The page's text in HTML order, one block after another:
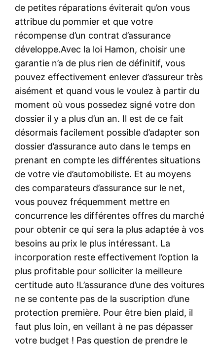
de petites réparations éviterait qu’on vous
attribue du pommier et que votre
récompense d’un contrat d’assurance
développe.Avec la loi Hamon, choisir une
garantie n’a de plus rien de définitif, vous
pouvez effectivement enlever d’assureur très
aisément et quand vous le voulez à partir du
moment où vous possedez signé votre don
dossier il y a plus d’un an. Il est de ce fait
désormais facilement possible d’adapter son
dossier d’assurance auto dans le temps en
prenant en compte les différentes situations
de votre vie d’automobiliste. Et au moyens
des comparateurs d’assurance sur le net,
vous pouvez fréquemment mettre en
concurrence les différentes offres du marché
pour obtenir ce qui sera la plus adaptée à vos
besoins au prix le plus intéressant. La
incorporation reste effectivement l’option la
plus profitable pour solliciter la meilleure
certitude auto !L’assurance d’une des voitures
ne se contente pas de la suscription d’une
protection première. Pour être bien plaid, il
faut plus loin, en veillant à ne pas dépasser
votre budget ! Pas question de prendre le